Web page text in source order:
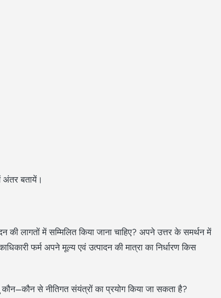
अंतर बतायें।
लागतों में सम्मिलित किया जाना चाहिए? अपने उत्तर के समर्थन में
फर्म अपने मूल्य एवं उत्पादन की मात्रा का निर्धारण किस
से नीतिगत संयंत्रों का प्रयोग किया जा सकता है?